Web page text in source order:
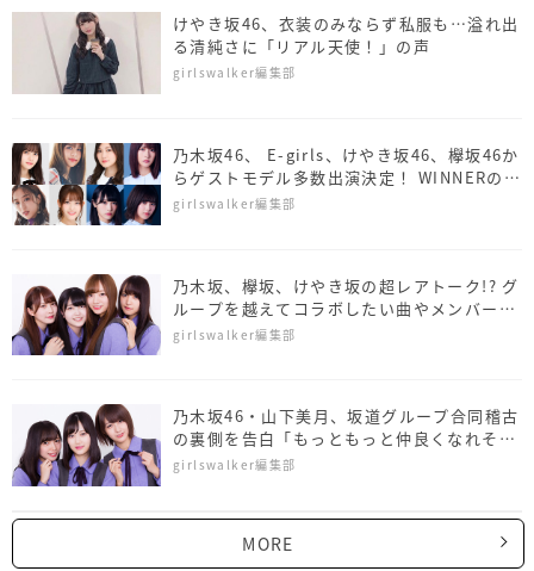
けやき坂46、衣装のみならず私服も…溢れ出
る清純さに「リアル天使！」の声
girlswalker編集部
乃木坂46、 E-girls、けやき坂46、欅坂46か
らゲストモデル多数出演決定！ WINNERのス
ペシャルライブも！
girlswalker編集部
乃木坂、欅坂、けやき坂の超レアトーク!? グ
ループを越えてコラボしたい曲やメンバー
は？
girlswalker編集部
乃木坂46・山下美月、坂道グループ合同稽古
の裏側を告白「もっともっと仲良くなれそ
う」
girlswalker編集部
MORE